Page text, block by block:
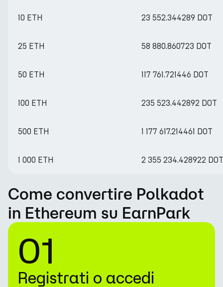
10 ETH 23 552.344289 DOT
25 ETH 58 880.860723 DOT
50 ETH 117 761.721446 DOT
100 ETH 235 523.442892 DOT
500 ETH 1 177 617.214461 DOT
1 000 ETH 2 355 234.428922 DOT
Come convertire Polkadot
in Ethereum su EarnPark
01
Registrati o accedi